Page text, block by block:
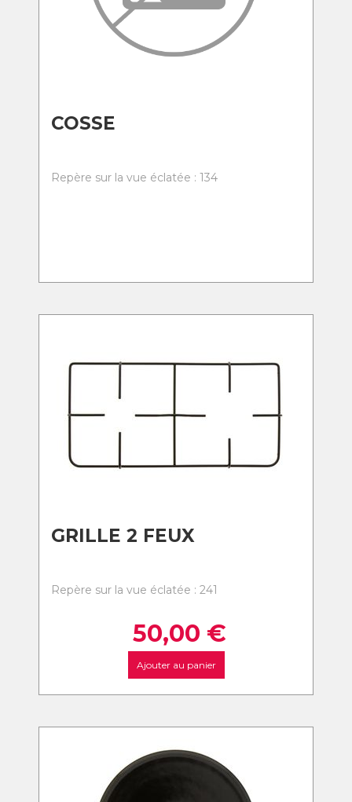
COSSE
Repère sur la vue éclatée : 134
GRILLE 2 FEUX
Repère sur la vue éclatée : 241
50,00 €
Ajouter au panier